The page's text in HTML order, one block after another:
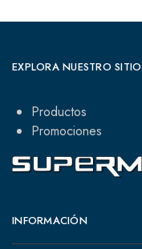
EXPLORA NUESTRO SITIO
Productos
Promociones
INFORMACIÓN